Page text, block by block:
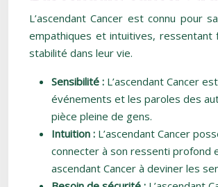
L’ascendant Cancer est connu pour
empathiques et intuitives,
stabilité dans leur vie.
Sensibilité : L’ascendant Cancer
événements et les paroles des
pièce pleine de gens.
Intuition : L’ascendant Cancer
connecter à son ressenti profond
ascendant Cancer à deviner les